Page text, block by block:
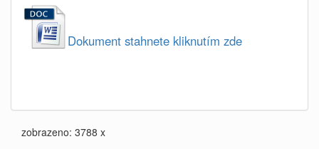
Dokument stahnete kliknutím zde
zobrazeno: 3788 x